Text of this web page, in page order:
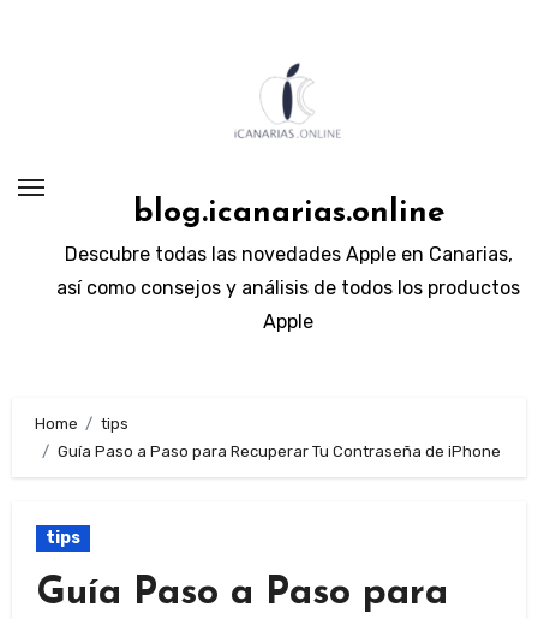
blog.icanarias.online
Descubre todas las novedades Apple en Canarias,
así como consejos y análisis de todos los productos
Apple
Home
tips
Guía Paso a Paso para Recuperar Tu Contraseña de iPhone
tips
Guía Paso a Paso para